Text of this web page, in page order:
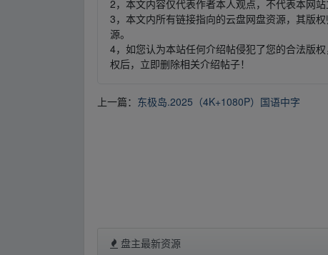
2，本文内容仅代表作者本人观点，不代表本网站
3，本文内所有链接指向的云盘网盘资源，其版
源。
4，如您认为本站任何介绍帖侵犯了您的合法版
权后，立即删除相关介绍帖子！
上一篇： 东极岛.2025（4K+1080P）国语中字
盘主最新资源